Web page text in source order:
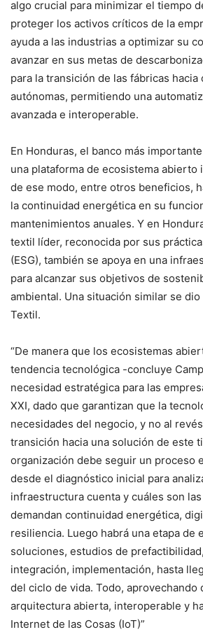
algo crucial para minimizar el tiempo
proteger los activos críticos de la
ayuda a las industrias a optimizar su
avanzar en sus metas de
para la transición de las fábricas hacia
autónomas, permitiendo una
avanzada e interoperable.
En Honduras, el banco más
una plataforma de ecosistema abierto
de ese modo, entre otros beneficios,
la continuidad energética en su
mantenimientos anuales. Y en
textil líder, reconocida por sus
(ESG), también se apoya en una
para alcanzar sus objetivos de
ambiental. Una situación similar se dio
Textil.
“De manera que los ecosistemas
tendencia tecnológica -concluye
necesidad estratégica para las
XXI, dado que garantizan que la
necesidades del negocio, y no al
transición hacia una solución de este
organización debe seguir un proceso
desde el diagnóstico inicial para
infraestructura cuenta y cuáles son
demandan continuidad energética,
resiliencia. Luego habrá una etapa de
soluciones, estudios de
integración, implementación, hasta
del ciclo de vida. Todo, aprovechando
arquitectura abierta, interoperable y
Internet de las Cosas (IoT)”